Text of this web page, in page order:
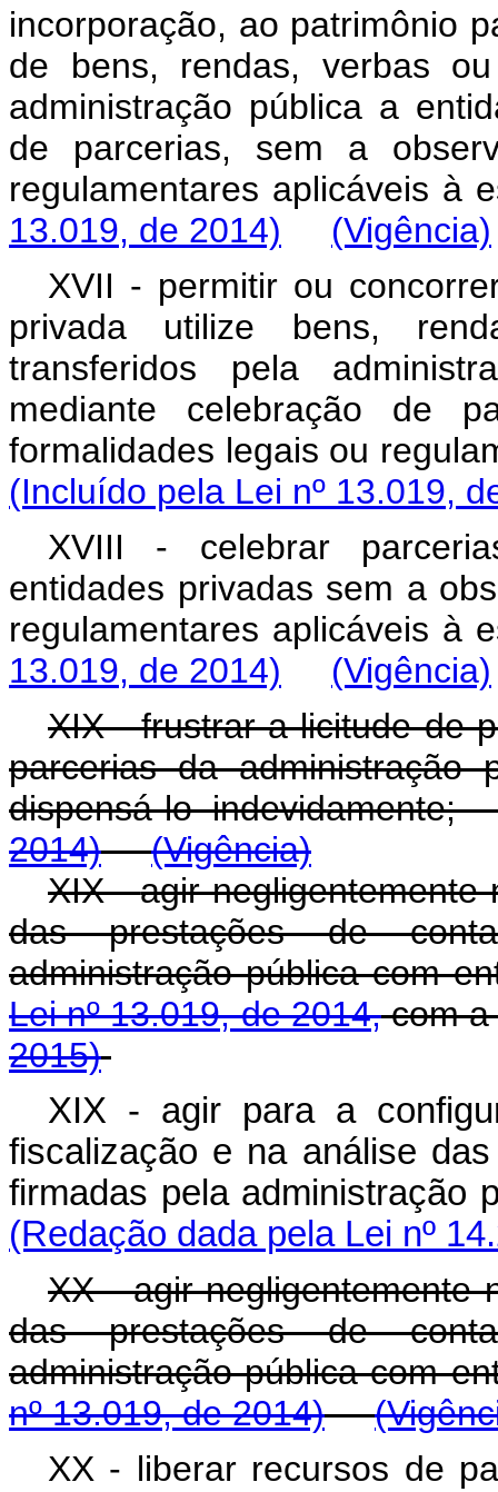
incorporação, ao patrimônio
de bens, rendas, verbas
administração pública a
de parcerias, sem a
regulamentares
13.019, de 2014)
(Vigência)
XVII - permitir ou
privada utilize bens,
transferidos pela
mediante celebração de
formalidades legais ou
(Incluído pela Lei nº 13.019,
XVIII - celebrar
entidades privadas sem a
regulamentares
13.019, de 2014)
(Vigência)
XIX - frustrar a licitude de
parcerias da administração
dispensá-lo
2014)
(Vigência)
XIX -agir negligentemente
das prestações de
administração pública
Lei nº 13.019, de 2014,com a
2015)
XIX - agir para a
fiscalização e na análise
firmadas pela
(Redação dada pela Lei nº
XX - agir negligentemente
das prestações de
administração pública com
nº 13.019, de 2014)
XX - liberar recursos de